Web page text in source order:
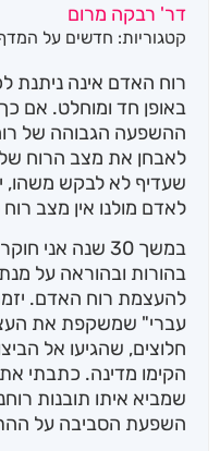
מבוסס על
דירוגים של
דר' רבקה מרום
קטגוריות: חדשים על
רוח האדם אינה ניתנת
באופן חד ומוחלט. אם
ההשפעה הגבוהה של
לאבחן את מצב הרוח של
שעדיף לא לבקש משהו,
לאדם מולנו אין מצב רוח
במשך 30 שנה
בהורות ובהוראה על
להעצמת רוח האדם.
עברי" שמשקפת את
חלוצים, שהגיעו אל
הקימו מדינה. כתבתי
שמביא איתו תובנות
השפעת הסביבה על